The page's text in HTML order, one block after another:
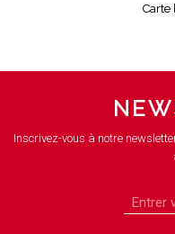
Carte
Inscrivez-vous à notre